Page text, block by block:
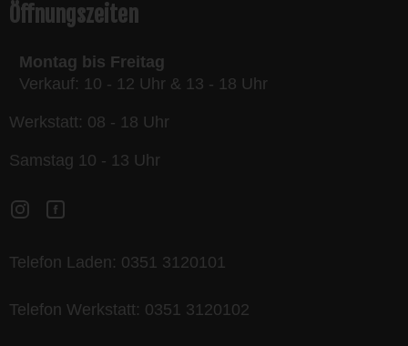
Öffnungszeiten
Montag bis Freitag
Verkauf: 10 - 12 Uhr & 13 - 18 Uhr
Werkstatt: 08 - 18 Uhr
Samstag 10 - 13 Uhr
Telefon Laden: 0351 3120101
Telefon Werkstatt: 0351 3120102